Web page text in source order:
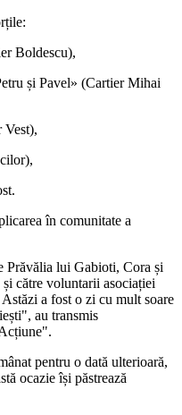
Boldescu),
și Pavel» (Cartier Mihai
Vest),
în comunitate a
Prăvălia lui Gabioti, Cora și
către voluntarii asociației
a fost o zi cu mult soare
au transmis
pentru o dată ulterioară,
ocazie își păstrează